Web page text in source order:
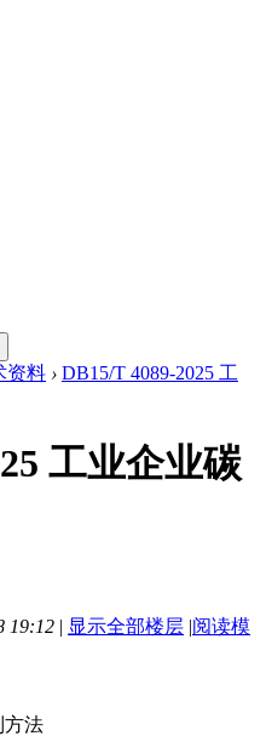
资料 › DB15/T 4089-2025 工
工业企业碳
19:12 | 显示全部楼层 |阅读模
方法